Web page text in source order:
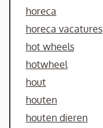
horeca
horeca vacatures
hot wheels
hotwheel
hout
houten
houten dieren